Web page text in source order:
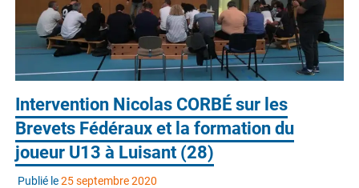
Intervention Nicolas CORBÉ sur les
Brevets Fédéraux et la formation du
joueur U13 à Luisant (28)
Publié le25 septembre 2020